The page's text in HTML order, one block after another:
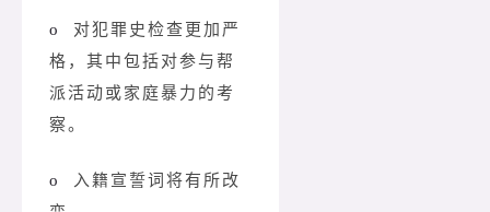
o 对犯罪史检查更加严
格，其中包括对参与帮
派活动或家庭暴力的考
察。
o
入籍宣誓词将有所改